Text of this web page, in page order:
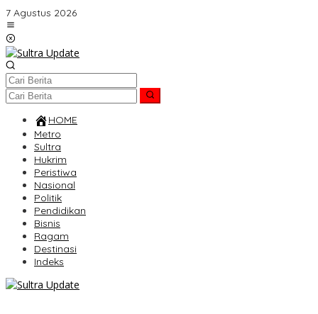
Lewati
ke
konten
7 Agustus 2026
HOME
Metro
Sultra
Hukrim
Peristiwa
Nasional
Politik
Pendidikan
Bisnis
Ragam
Destinasi
Indeks